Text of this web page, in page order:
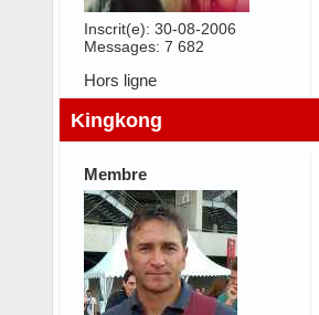
Inscrit(e): 30-08-2006
Messages: 7 682
Hors ligne
Kingkong
Membre